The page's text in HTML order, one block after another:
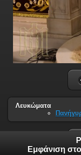
Λευκώματα
Εμφάνιση